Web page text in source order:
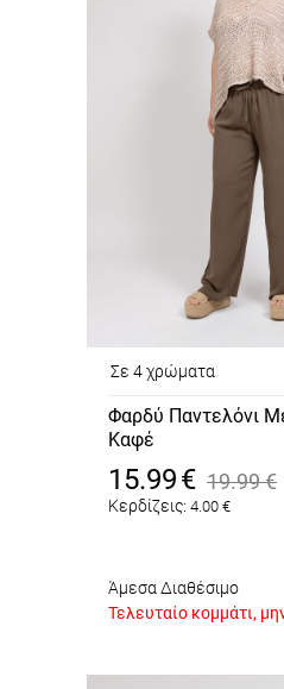
Σε 4 χρώματα
Φαρδύ Παντελόνι
Καφέ
15.99€ 19.99€
Κερδίζεις: 4.00 €
Άμεσα Διαθέσιμο
Τελευταίο κομμάτι,